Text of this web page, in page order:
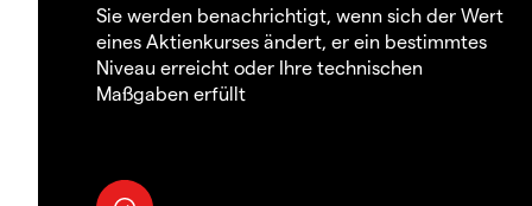
Sie werden benachrichtigt, wenn sich der Wert
eines Aktienkurses ändert, er ein bestimmtes
Niveau erreicht oder Ihre technischen
Maßgaben erfüllt